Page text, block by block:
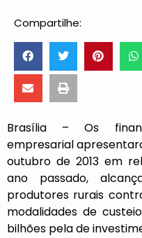
Compartilhe:
Brasília – Os
empresarial
outubro de 2013 em
ano passado,
produtores rurais
modalidades de
bilhões pela de